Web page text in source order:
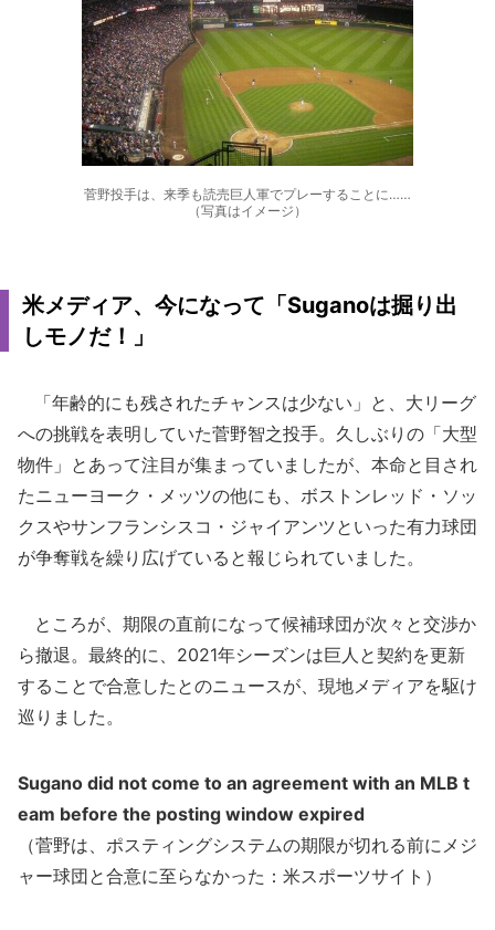
菅野投手は、来季も読売巨人軍でプレーすることに……
（写真はイメージ）
米メディア、今になって「Suganoは掘り出
しモノだ！」
「年齢的にも残されたチャンスは少ない」と、大リーグ
への挑戦を表明していた菅野智之投手。久しぶりの「大型
物件」とあって注目が集まっていましたが、本命と目され
たニューヨーク・メッツの他にも、ボストンレッド・ソッ
クスやサンフランシスコ・ジャイアンツといった有力球団
が争奪戦を繰り広げていると報じられていました。
ところが、期限の直前になって候補球団が次々と交渉か
ら撤退。最終的に、2021年シーズンは巨人と契約を更新
することで合意したとのニュースが、現地メディアを駆け
巡りました。
Sugano did not come to an agreement with an MLB t
eam before the posting window expired
（菅野は、ポスティングシステムの期限が切れる前にメジ
ャー球団と合意に至らなかった：米スポーツサイト）